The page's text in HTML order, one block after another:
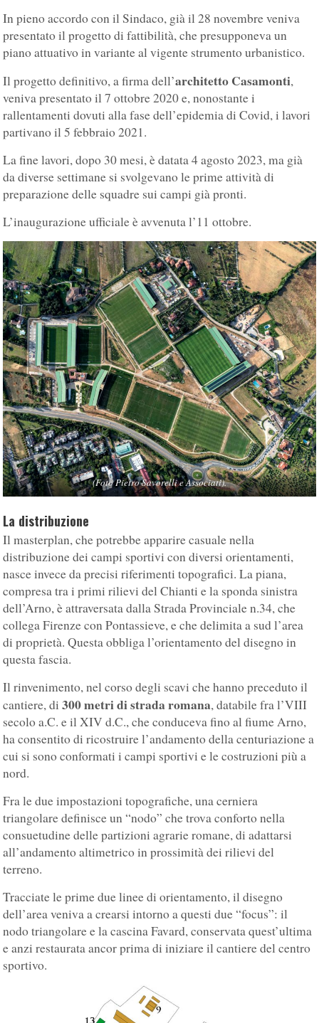
In pieno accordo con il Sindaco, già il 28 novembre veniva
presentato il progetto di fattibilità, che presupponeva un
piano attuativo in variante al vigente strumento urbanistico.
Il progetto definitivo, a firma dell’architetto Casamonti,
veniva presentato il 7 ottobre 2020 e, nonostante i
rallentamenti dovuti alla fase dell’epidemia di Covid, i lavori
partivano il 5 febbraio 2021.
La fine lavori, dopo 30 mesi, è datata 4 agosto 2023, ma già
da diverse settimane si svolgevano le prime attività di
preparazione delle squadre sui campi già pronti.
L’inaugurazione ufficiale è avvenuta l’11 ottobre.
(Foto Pietro Savorelli e Associati).
La distribuzione
Il masterplan, che potrebbe apparire casuale nella
distribuzione dei campi sportivi con diversi orientamenti,
nasce invece da precisi riferimenti topografici. La piana,
compresa tra i primi rilievi del Chianti e la sponda sinistra
dell’Arno, è attraversata dalla Strada Provinciale n.34, che
collega Firenze con Pontassieve, e che delimita a sud l’area
di proprietà. Questa obbliga l’orientamento del disegno in
questa fascia.
Il rinvenimento, nel corso degli scavi che hanno preceduto il
cantiere, di300 metri di strada romana, databile fra l’VIII
secolo a.C. e il XIV d.C., che conduceva fino al fiume Arno,
ha consentito di ricostruire l’andamento della centuriazione a
cui si sono conformati i campi sportivi e le costruzioni più a
nord.
Fra le due impostazioni topografiche, una cerniera
triangolare definisce un “nodo” che trova conforto nella
consuetudine delle partizioni agrarie romane, di adattarsi
all’andamento altimetrico in prossimità dei rilievi del
terreno.
Tracciate le prime due linee di orientamento, il disegno
dell’area veniva a crearsi intorno a questi due “focus”: il
nodo triangolare e la cascina Favard, conservata quest’ultima
e anzi restaurata ancor prima di iniziare il cantiere del centro
sportivo.